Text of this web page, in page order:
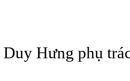
Hưng phụ